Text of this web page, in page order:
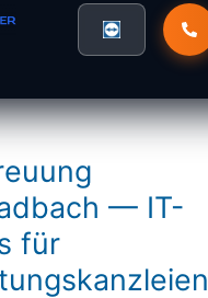
— IT-
für